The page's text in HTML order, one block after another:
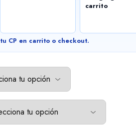
carrito
CP en carrito o checkout.